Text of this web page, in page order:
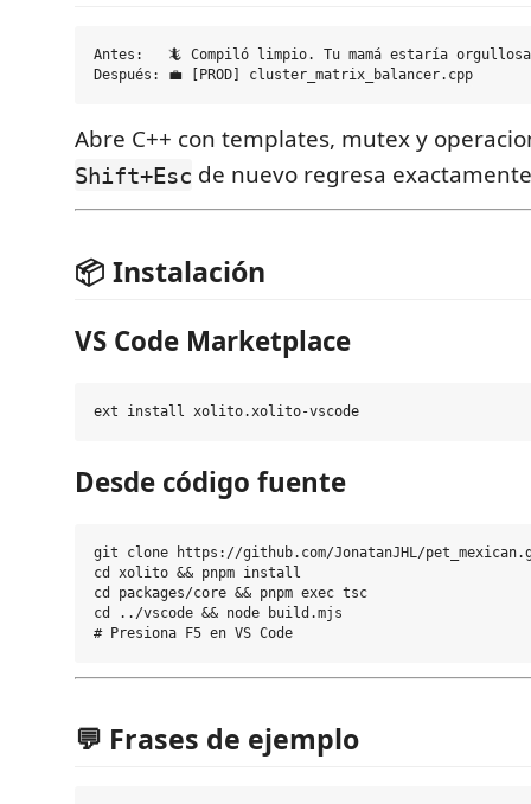
Antes:   🦎 Compiló limpio. Tu mamá estaría
Abre C++ con templates, mutex y
Shift+Esc de nuevo regresa
📦 Instalación
VS Code Marketplace
Desde código fuente
git clone https://github.com/JonatanJHL/
cd xolito && pnpm install
cd packages/core && pnpm exec tsc
cd ../vscode && node build.mjs
💬 Frases de ejemplo